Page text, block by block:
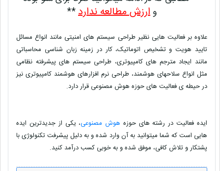
وارزش مطالعه ندارد**
علاوه بر فعالیت هایی نظیر طراحی سیستم های امنیتی مانند انواع مسائل
تایید هویت و تشخیص اتوماتیک، کار در زمینه زبان شناسی محاسباتی
مانند ایجاد مترجم های کامپیوتری، طراحی سیستم های پیشرفته نظامی
مثل انواع سلاحهای هوشمند، طراحی نرم افزارهای هوشمند کامپیوتری نیز
در حیطه ی فعالیت های حوزه هوش مصنوعی قرار دارد.
ایده فعالیت در رشته های حوزه هوش مصنوعی، یکی از جدیدترین ایده
هایی است که شما میتوانید به آن وارد شده و به دلیل پیشرفت تکنولوژی با
پشتکار و تلاش کافی، موفق شده و به خوبی کسب درآمد کنید.